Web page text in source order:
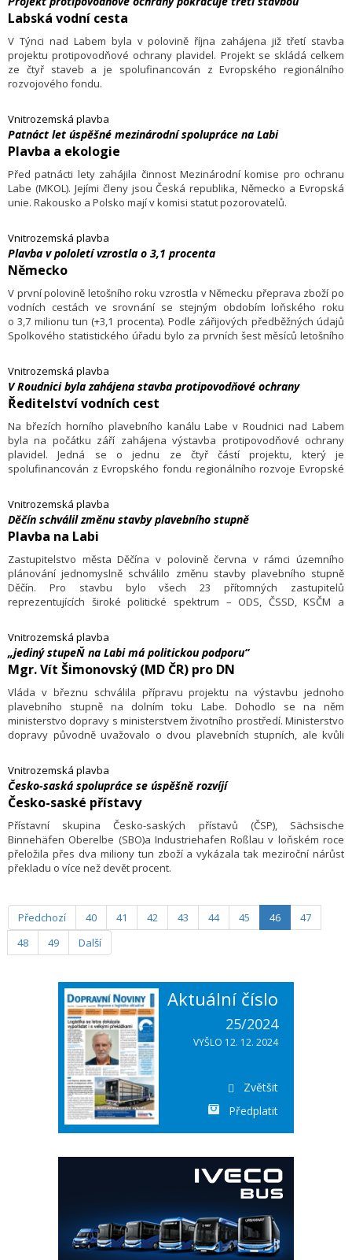
Labská vodní cesta
V Týnci nad Labem byla v polovině října zahájena již třetí stavba
projektu protipovodňové ochrany plavidel. Projekt se skládá celkem
ze čtyř staveb a je spolufinancován z Evropského regionálního
rozvojového fondu.
Vnitrozemská plavba
Patnáct let úspěšné mezinárodní spolupráce na Labi
Plavba a ekologie
Před patnácti lety zahájila činnost Mezinárodní komise pro ochranu
Labe (MKOL). Jejími členy jsou Česká republika, Německo a Evropská
unie. Rakousko a Polsko mají v komisi statut pozorovatelů.
Vnitrozemská plavba
Plavba v pololetí vzrostla o 3,1 procenta
Německo
V první polovině letošního roku vzrostla v Německu přeprava zboží po
vodních cestách ve srovnání se stejným obdobím loňského roku
o 3,7 milionu tun (+3,1 procenta). Podle zářijových předběžných údajů
Spolkového statistického úřadu bylo za prvních šest měsíců letošního
Vnitrozemská plavba
V Roudnici byla zahájena stavba protipovodňové ochrany
Ředitelství vodních cest
Na březích horního plavebního kanálu Labe v Roudnici nad Labem
byla na počátku září zahájena výstavba protipovodňové ochrany
plavidel. Jedná se o jednu ze čtyř částí projektu, který je
spolufinancován z Evropského fondu regionálního rozvoje Evropské
Vnitrozemská plavba
Děčín schválil změnu stavby plavebního stupně
Plavba na Labi
Zastupitelstvo města Děčína v polovině června v rámci územního
plánování jednomyslně schválilo změnu stavby plavebního stupně
Děčín. Pro stavbu bylo všech 23 přítomných zastupitelů
reprezentujících široké politické spektrum – ODS, ČSSD, KSČM a
Vnitrozemská plavba
„jediný stupeŇ na Labi má politickou podporu“
Mgr. Vít Šimonovský (MD ČR) pro DN
Vláda v březnu schválila přípravu projektu na výstavbu jednoho
plavebního stupně na dolním toku Labe. Dohodlo se na něm
ministerstvo dopravy s ministerstvem životního prostředí. Ministerstvo
dopravy původně uvažovalo o dvou plavebních stupních, ale kvůli
Vnitrozemská plavba
Česko-saská spolupráce se úspěšně rozvíjí
Česko-saské přístavy
Přístavní skupina Česko-saských přístavů (ČSP), Sächsische
Binnehäfen Oberelbe (SBO)a Industriehafen Roßlau v loňském roce
přeložila přes dva miliony tun zboží a vykázala tak meziroční nárůst
překladu o více než devět procent.
Předchozí 40 41 42 43 44 45 46
47
48
49 Další
Aktuální číslo
25/2024
VYŠLO 12. 12. 2024
Zvětšit
Předplatit